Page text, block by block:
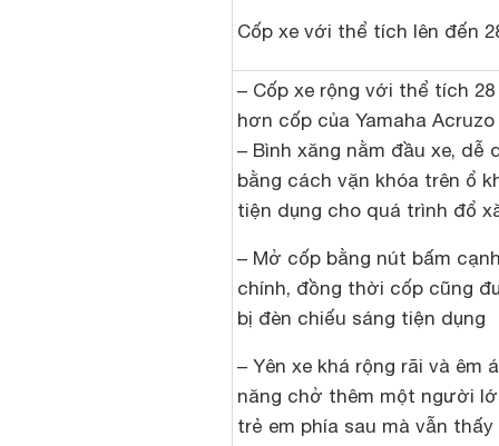
Cốp xe với thể tích lên đến
– Cốp xe rộng với thể tích
hơn cốp của Yamaha Acruzo
– Bình xăng nằm đầu xe, dễ
bằng cách vặn khóa trên ổ
tiện dụng cho quá trình đổ
– Mở cốp bằng nút bấm
chính, đồng thời cốp cũng
bị đèn chiếu sáng tiện dụng
– Yên xe khá rộng rãi và êm
năng chở thêm một người
trẻ em phía sau mà vẫn